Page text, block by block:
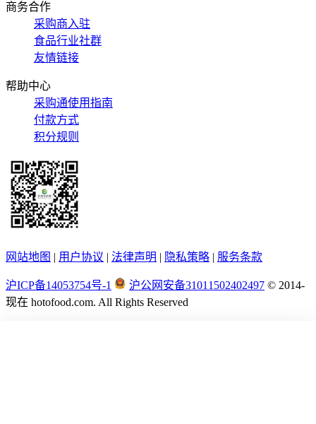
商务合作
采购商入驻
食品行业社群
友情链接
帮助中心
采购通使用指南
付款方式
积分规则
网站地图 | 用户协议 | 法律声明 | 隐私策略 | 服务条款
沪ICP备14053754号-1 沪公网安备31011502402497 © 2014-
现在 hotofood.com. All Rights Reserved